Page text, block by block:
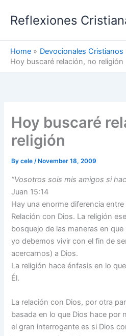
Reflexiones
Home
Devocionales Cristianos
Hoy buscaré relación, no religión
Hoy buscaré
religión
Bycele/ November 18, 2009
“Vosotros sois mis amigos si
Juan 15:14
Hay una enorme diferencia
Relación con Dios. La religión
bosquejo de las maneras en
yo debemos vivir con el fin de
acercarnos) a Dios.
La religión hace énfasis en lo
Él.
La relación con Dios, por otra
basada en lo que Dios hace por
el gran interrogante es si Dios